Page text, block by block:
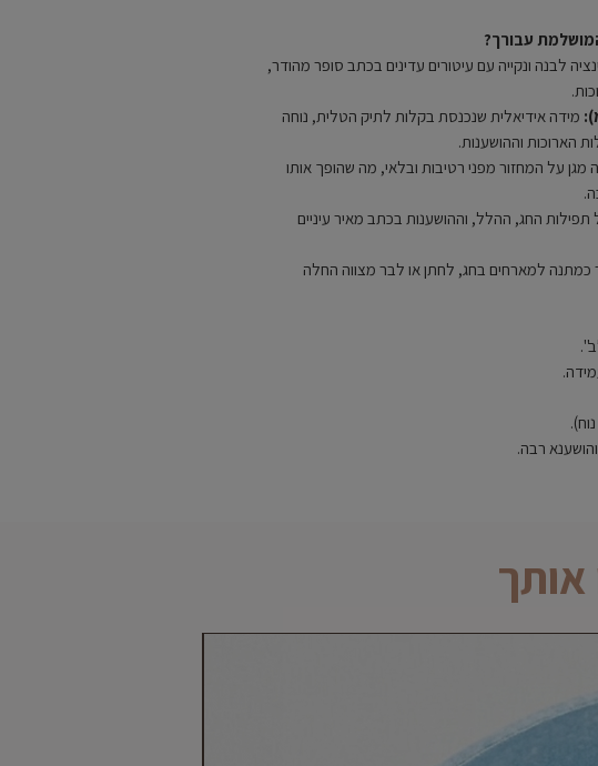
עבורך?
לבנה ונקייה עם עיטורים עדינים בכתב סופר מהודר,
מידה אידיאלית שנכנסת בקלות לתיק הטלית, נוחה
הארוכות וההושענות.
מגן על המחזור מפני רטיבות ובלאי, מה שהופך אותו
החג, ההלל, וההושענות בכתב מאיר עיניים
כמתנה למארחים בחג, לחתן או לבר מצווה החלה
רבה.
אותך